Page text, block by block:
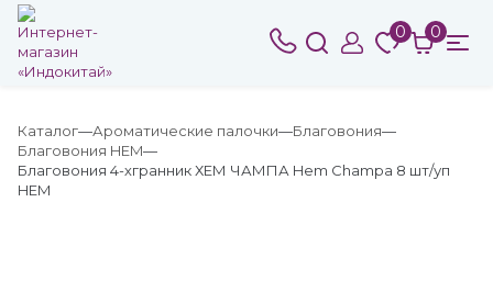
0 0
Каталог Ароматические палочки
Благовония
Благовония HEM
Благовония 4-хгранник ХЕМ ЧАМПА Hem Champa 8 шт/уп
HEM